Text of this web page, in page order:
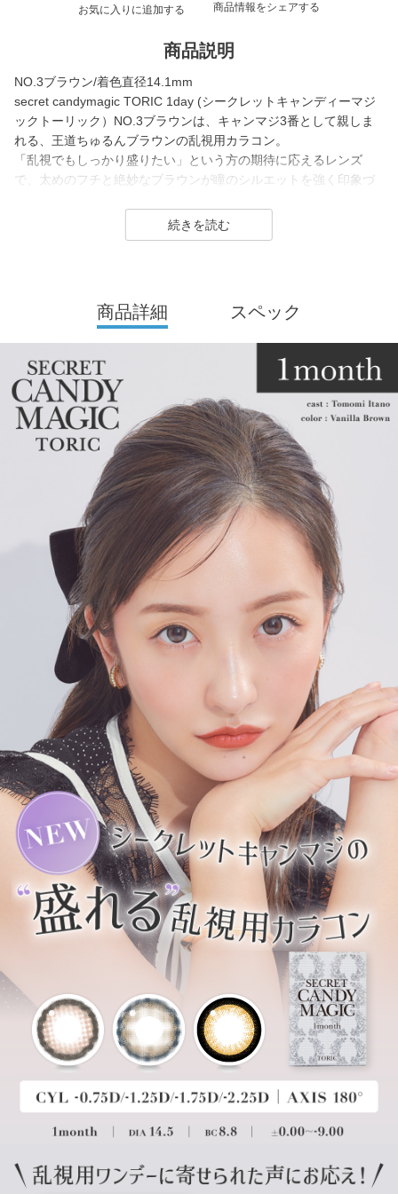
お気に入りに追加する 商品情報をシェアする
商品説明
NO.3ブラウン/着色直径14.1mm
secret candymagic TORIC 1day (シークレットキャンディーマジ
ックトーリック）NO.3ブラウンは、キャンマジ3番として親しま
れる、王道ちゅるんブラウンの乱視用カラコン。
「乱視でもしっかり盛りたい」という方の期待に応えるレンズ
で、太めのフチと絶妙なブラウンが瞳のシルエットを強く印象づ
着色直径14.1mmという、乱視用には珍しい大きめサイズなので、
イベントや特別な日にもオススメなカラコンです。
グセラーカラコンブランドです。
番」や、王道の黒コン「キャンマジ5番」をはじめ、
平成・令和のギャルカラコン、細フチ・太フチデザイン、水光カ
ラコンなど、常に時代のトレンドを捉えたラインナップを展開し
てきました。
2025年には、待望の乱視用カラコン secretcandymagic toric（シ
ークレットキャンディーマジックトーリック）が新登場しまし
乱視度数が豊富で強度乱視の方でもしっかり盛れるカラコンを楽
しむことができます♪
常に最旬の「盛れる」と「お客様のニーズ」をキャッチし、進化
し続けている、大人気ブランドです。
商品詳細 スペック